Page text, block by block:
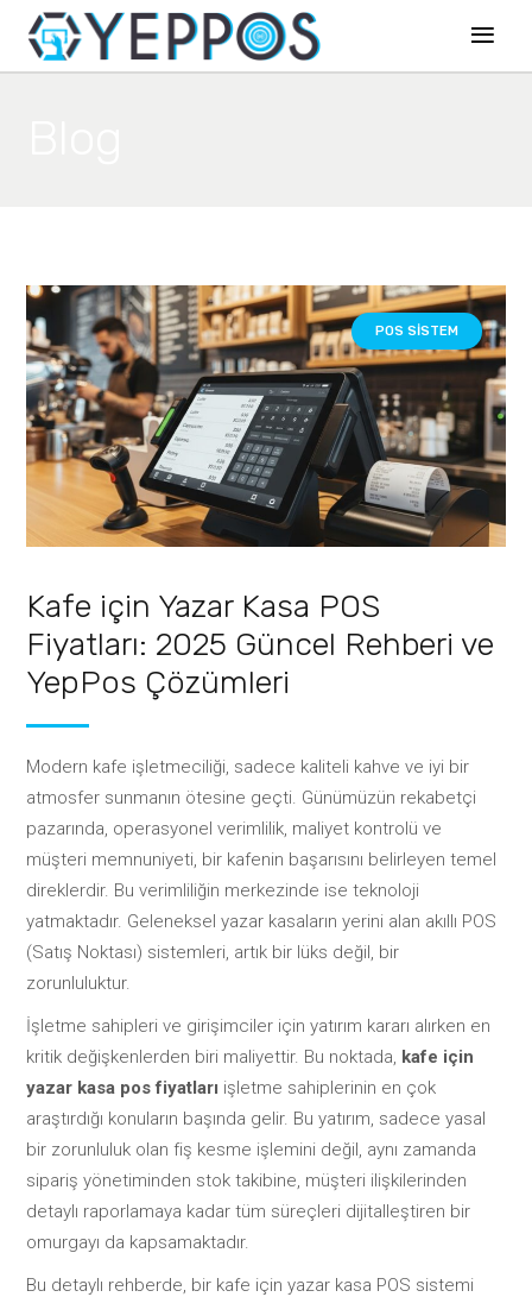
POS SISTEM
Kafe için Yazar Kasa POS
Fiyatları: 2025 Güncel Rehberi ve
YepPos Çözümleri
Modern kafe işletmeciliği, sadece kaliteli kahve ve iyi bir
atmosfer sunmanın ötesine geçti. Günümüzün rekabetçi
pazarında, operasyonel verimlilik, maliyet kontrolü ve
müşteri memnuniyeti, bir kafenin başarısını belirleyen temel
direklerdir. Bu verimliliğin merkezinde ise teknoloji
yatmaktadır. Geleneksel yazar kasaların yerini alan akıllı POS
(Satış Noktası) sistemleri, artık bir lüks değil, bir
zorunluluktur.
İşletme sahipleri ve girişimciler için yatırım kararı alırken en
kritik değişkenlerden biri maliyettir. Bu noktada, kafe için
yazar kasa pos fiyatları işletme sahiplerinin en çok
araştırdığı konuların başında gelir. Bu yatırım, sadece yasal
bir zorunluluk olan fiş kesme işlemini değil, aynı zamanda
sipariş yönetiminden stok takibine, müşteri ilişkilerinden
detaylı raporlamaya kadar tüm süreçleri dijitalleştiren bir
omurgayı da kapsamaktadır.
Bu detaylı rehberde, bir kafe için yazar kasa POS sistemi